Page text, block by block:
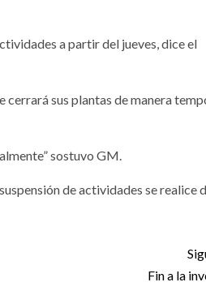
a partir del jueves, dice el
sus plantas de manera
sostuvo GM.
de actividades se realice
Fin a la